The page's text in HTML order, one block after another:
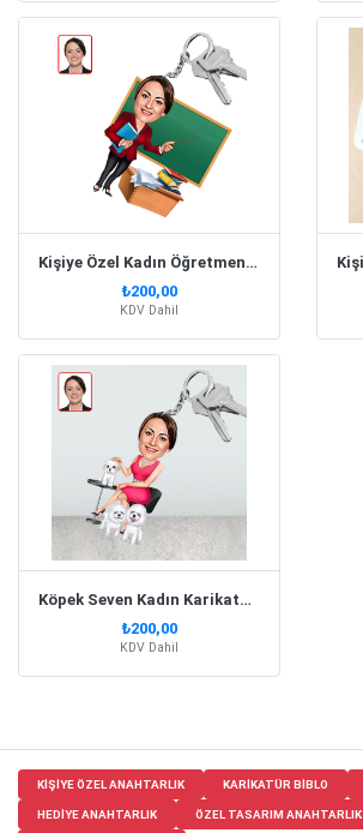
Kişiye Özel Kadın Öğretmen Karikatürlü Anahtarlık
₺200,00
KDV Dahil
Köpek Seven Kadın Karikatür Biblo Anahtarlık
₺200,00
KDV Dahil
KIŞIYE ÖZEL ANAHTARLIK KARIKATÜR BIBLO
HEDIYE ANAHTARLIK ÖZEL TASARIM ANAHTARLIK